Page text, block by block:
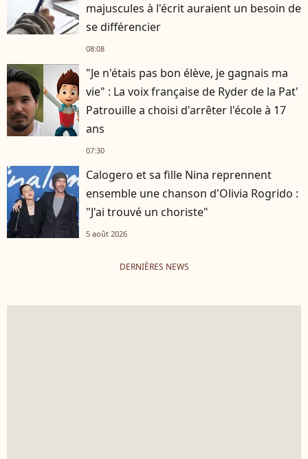
majuscules à l'écrit auraient un besoin de
se différencier
08:08
"Je n'étais pas bon élève, je gagnais ma
vie" : La voix française de Ryder de la Pat'
Patrouille a choisi d'arrêter l'école à 17
ans
07:30
Calogero et sa fille Nina reprennent
ensemble une chanson d'Olivia Rogrido :
"J'ai trouvé un choriste"
5 août 2026
DERNIÈRES NEWS